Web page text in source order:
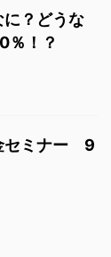
に？どうな
％！？
セミナー 9